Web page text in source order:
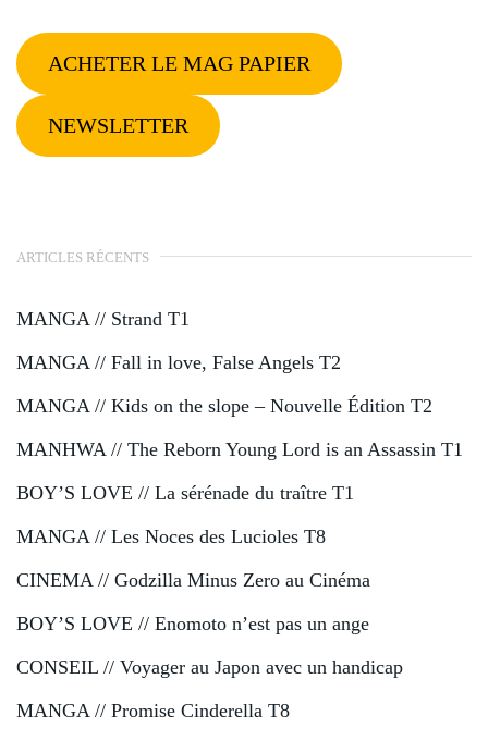
ACHETER LE MAG PAPIER
NEWSLETTER
ARTICLES RÉCENTS
MANGA // Strand T1
MANGA // Fall in love, False Angels T2
MANGA // Kids on the slope – Nouvelle Édition T2
MANHWA // The Reborn Young Lord is an Assassin T1
BOY’S LOVE // La sérénade du traître T1
MANGA // Les Noces des Lucioles T8
CINEMA // Godzilla Minus Zero au Cinéma
BOY’S LOVE // Enomoto n’est pas un ange
CONSEIL // Voyager au Japon avec un handicap
MANGA // Promise Cinderella T8